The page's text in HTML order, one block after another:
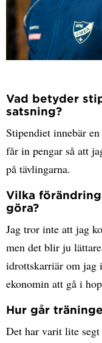
Vad betyder
satsning?
Stipendiet innebär
får in pengar så att
på tävlingarna.
Vilka
göra?
Jag tror inte att jag
men det blir ju
idrottskarriär om jag
ekonomin att gå i
Hur går
Det har varit lite segt